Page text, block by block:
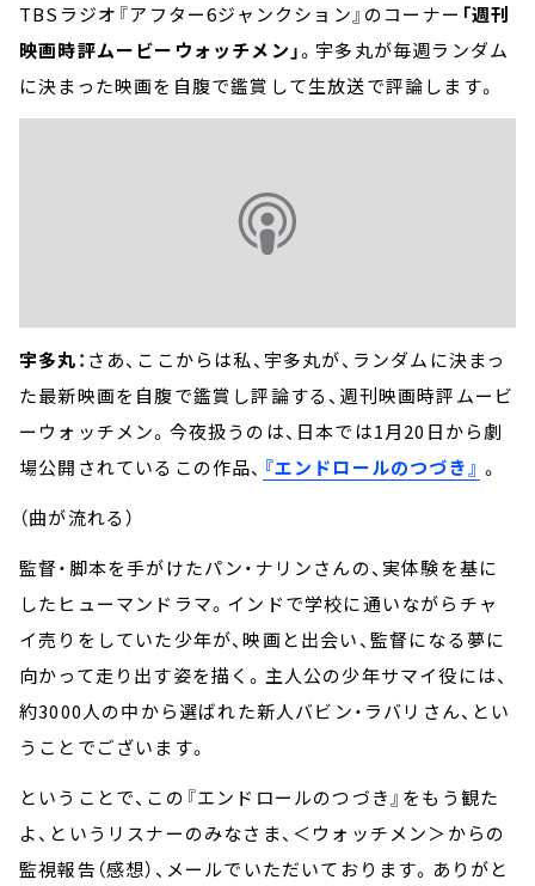
TBSラジオ『アフター6ジャンクション』のコーナー 「週刊
映画時評ムービーウォッチメン」。宇多丸が毎週ランダム
に決まった映画を自腹で鑑賞して生放送で評論します。
宇多丸： さあ、ここからは私、宇多丸が、ランダムに決まっ
た最新映画を自腹で鑑賞し評論する、週刊映画時評ムービ
ーウォッチメン。今夜扱うのは、日本では1月20日から劇
場公開されているこの作品、 『エンドロールのつづき』 。
（曲が流れる）
監督・脚本を手がけたパン・ナリンさんの、実体験を基に
したヒューマンドラマ。インドで学校に通いながらチャ
イ売りをしていた少年が、映画と出会い、監督になる夢に
向かって走り出す姿を描く。主人公の少年サマイ役には、
約3000人の中から選ばれた新人バビン・ラバリさん、とい
うことでございます。
ということで、この『エンドロールのつづき』をもう観た
よ、というリスナーのみなさま、＜ウォッチメン＞からの
監視報告（感想）、メールでいただいております。ありがと